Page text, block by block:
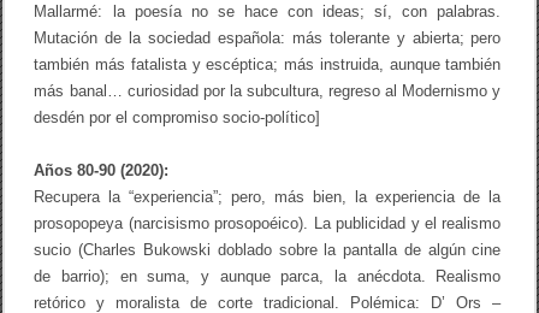
Mallarmé: la poesía no se hace con ideas; sí, con palabras.
Mutación de la sociedad española: más tolerante y abierta; pero
también más fatalista y escéptica; más instruida, aunque también
más banal… curiosidad por la subcultura, regreso al Modernismo y
desdén por el compromiso socio-político]
Años 80-90 (2020):
Recupera la “experiencia”; pero, más bien, la experiencia de la
prosopopeya (narcisismo prosopoéico). La publicidad y el realismo
sucio (Charles Bukowski doblado sobre la pantalla de algún cine
de barrio); en suma, y aunque parca, la anécdota. Realismo
retórico y moralista de corte tradicional. Polémica: D’ Ors –